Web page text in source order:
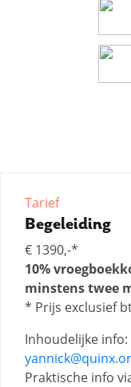
Tarief
Begeleiding
€ 1390,-*
10%
minstens twee
* Prijs exclusief
Inhoudelijke info:
Praktische info